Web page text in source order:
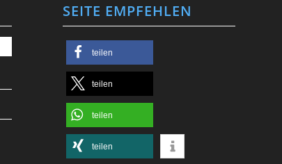
SEITE EMPFEHLEN
teilen
teilen
teilen
teilen